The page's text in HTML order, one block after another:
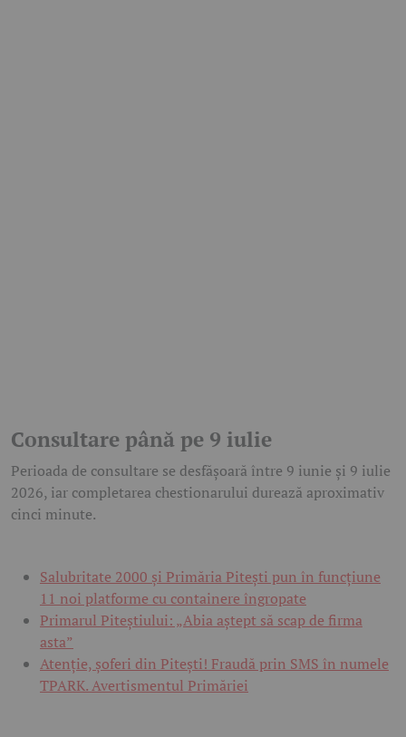
Consultare până pe 9 iulie
Perioada de consultare se desfășoară între 9 iunie și 9 iulie
2026, iar completarea chestionarului durează aproximativ
cinci minute.
Salubritate 2000 și Primăria Pitești pun în funcțiune
11 noi platforme cu containere îngropate
Primarul Piteștiului: „Abia aștept să scap de firma
asta”
Atenție, șoferi din Pitești! Fraudă prin SMS în numele
TPARK. Avertismentul Primăriei